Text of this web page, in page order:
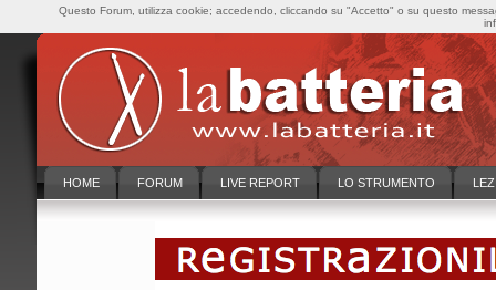
HOME FORUM LIVE REPORT LO STRUMENTO
Questo Forum, utilizza cookie; accedendo, cliccando su "Accetto" o su questo